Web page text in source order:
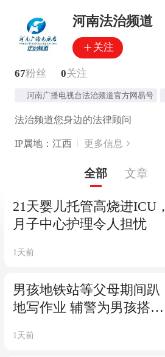
河南法治频道
关注
67粉丝 0关注
河南广播电视台法治频道官方网易号
法治频道您身边的法律顾问
IP属地：江西 更多信息
全部 文章
21天婴儿托管高烧进ICU，
月子中心护理令人担忧
1天前
男孩地铁站等父母期间趴
地写作业 辅警为男孩搭建
1天前